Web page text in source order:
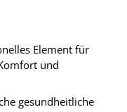
Element für
und
gesundheitliche